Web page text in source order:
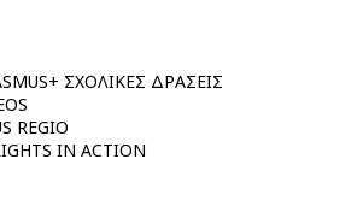
ΣΧΟΛΙΚΕΣ ΔΡΑΣΕΙΣ
REGIO
IN ACTION